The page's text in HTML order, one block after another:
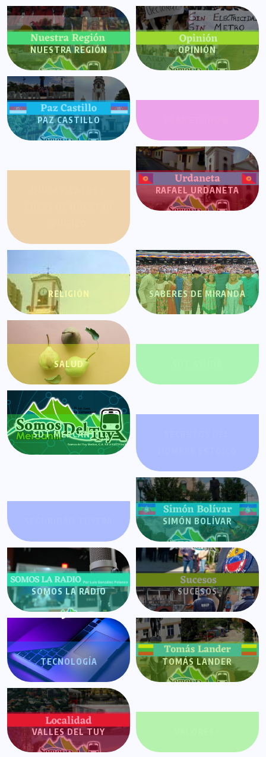
NUESTRA REGIÓN OPINIÓN
PAZ CASTILLO
RAFAEL URDANETA
RELIGIÓN SABERES DE MIRANDA
SALUD
SDT MERCANTIL
SIMÓN BOLÍVAR
SOMOS LA RADIO SUCESOS
TECNOLOGÍA TOMÁS LANDER
VALLES DEL TUY